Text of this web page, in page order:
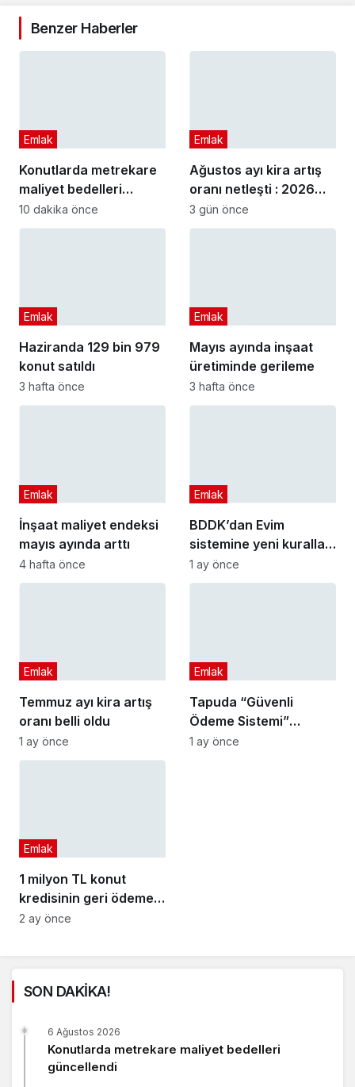
Benzer Haberler
Konutlarda metrekare
maliyet bedelleri
güncellendi
Emlak
10 dakika önce
Ağustos ayı kira artış
oranı netleşti : 2026
Ağustos ayı kira artış
oranı ne kadar oldu?
Emlak
3 gün önce
Haziranda 129 bin 979
konut satıldı
Emlak
3 hafta önce
Mayıs ayında inşaat
üretiminde gerileme
Emlak
3 hafta önce
İnşaat maliyet endeksi
mayıs ayında arttı
Emlak
4 hafta önce
BDDK’dan Evim
sistemine yeni kurallar
geldi
Emlak
1 ay önce
Temmuz ayı kira artış
oranı belli oldu
Emlak
1 ay önce
Tapuda “Güvenli
Ödeme Sistemi”
ertelendi
Emlak
1 ay önce
1 milyon TL konut
kredisinin geri ödemesi
değişti
Emlak
2 ay önce
SON DAKİKA!
Konutlarda metrekare maliyet bedelleri
güncellendi
6 Ağustos 2026